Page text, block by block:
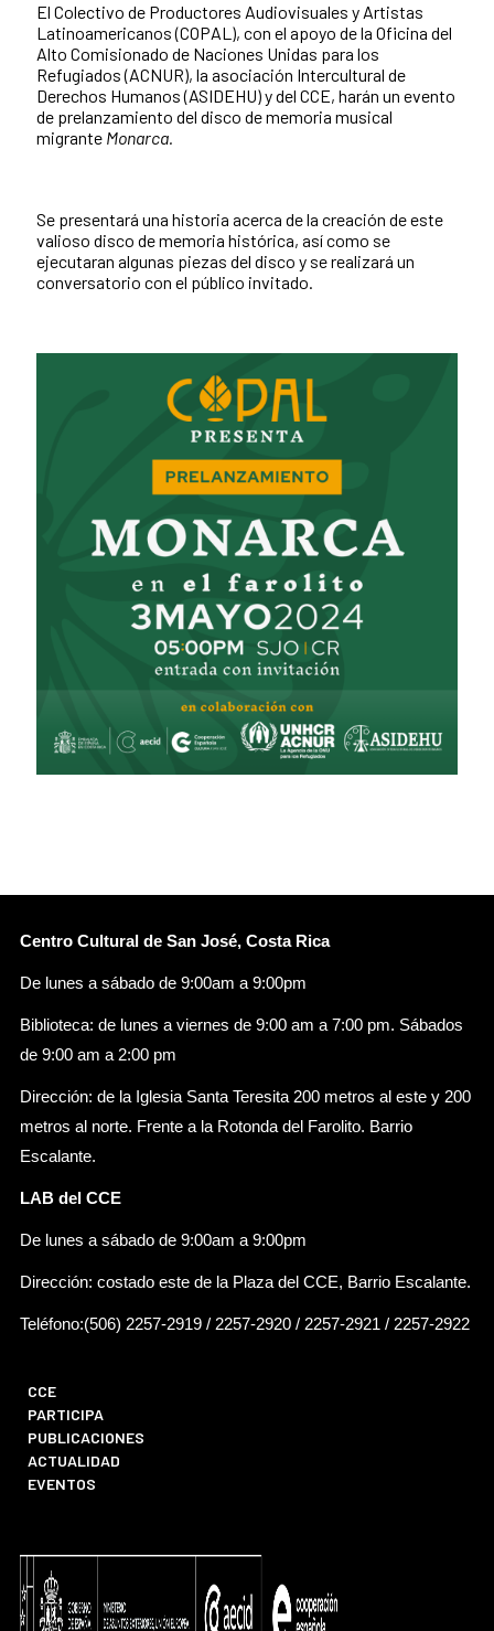
El Colectivo de Productores Audiovisuales y Artistas
Latinoamericanos (COPAL), con el apoyo de la Oficina del
Alto Comisionado de Naciones Unidas para los
Refugiados (ACNUR), la asociación Intercultural de
Derechos Humanos (ASIDEHU) y del CCE, harán un evento
de prelanzamiento del disco de memoria musical
migrante Monarca.
Se presentará una historia acerca de la creación de este
valioso disco de memoria histórica, así como se
ejecutaran algunas piezas del disco y se realizará un
conversatorio con el público invitado.
Centro Cultural de San José, Costa Rica
De lunes a sábado de 9:00am a 9:00pm
Biblioteca: de lunes a viernes de 9:00 am a 7:00 pm. Sábados
de 9:00 am a 2:00 pm
Dirección: de la Iglesia Santa Teresita 200 metros al este y 200
metros al norte. Frente a la Rotonda del Farolito. Barrio
Escalante.
LAB del CCE
De lunes a sábado de 9:00am a 9:00pm
Dirección: costado este de la Plaza del CCE, Barrio Escalante.
Teléfono:(506) 2257-2919 / 2257-2920 / 2257-2921 / 2257-2922
CCE
PARTICIPA
PUBLICACIONES
ACTUALIDAD
EVENTOS